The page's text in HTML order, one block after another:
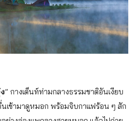
” กางเต็นท์ท่ามกลางธรรมชาติอันเงียบ
เช้ามาดูหมอก พร้อมจิบกาแฟร้อน ๆ สัก